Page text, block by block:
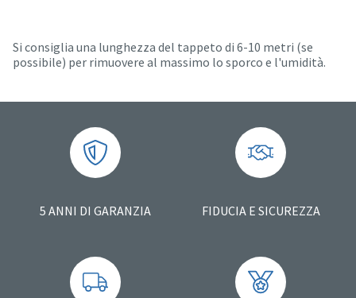
Si consiglia una lunghezza del tappeto di 6-10 metri (se
possibile) per rimuovere al massimo lo sporco e l'umidità.
5 ANNI DI GARANZIA FIDUCIA E SICUREZZA